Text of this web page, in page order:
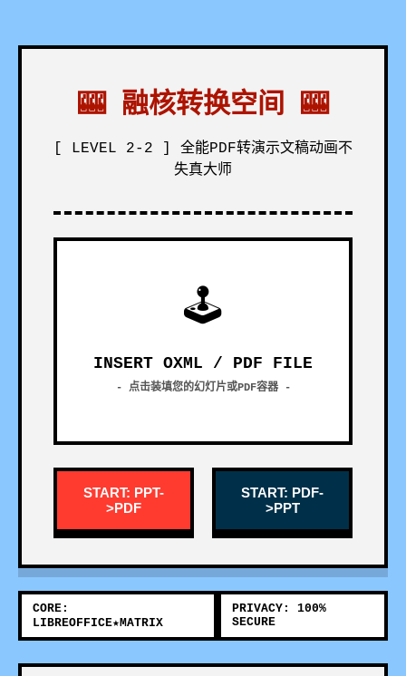
🎰 融核转换空间 🎰
[ LEVEL 2-2 ] 全能PDF转演示文稿动画不
失真大师
🕹
INSERT OXML / PDF FILE
- 点击装填您的幻灯片或PDF容器 -
START: PPT-
>PDF
START: PDF-
>PPT
CORE:
LIBREOFFICE★MATRIX
PRIVACY: 100%
SECURE